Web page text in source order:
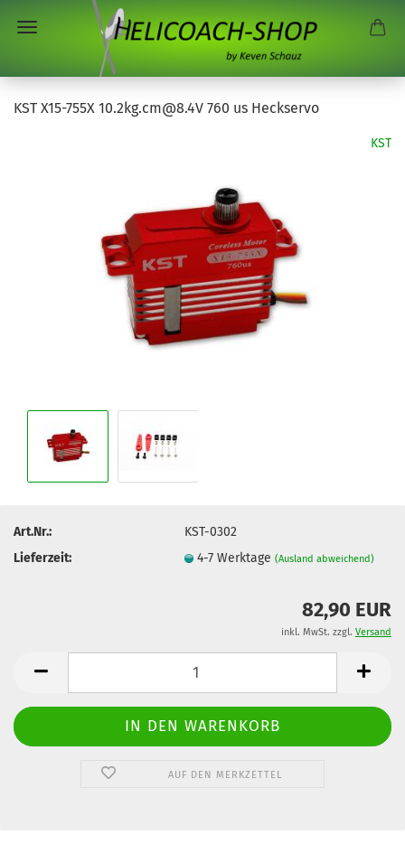
KST X15-755X 10.2kg.cm@8.4V 760 us Heckservo
KST
Art.Nr.:
KST-0302
Lieferzeit:
4-7 Werktage(Ausland abweichend)
82,90 EUR
inkl. MwSt. zzgl. Versand
AUF DEN MERKZETTEL